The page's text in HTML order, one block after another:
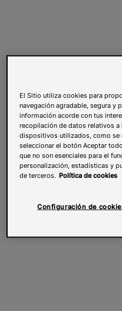
El Sitio utiliza cookies para
navegación agradable, segura y
información acorde con tus
recopilación de datos relativos a
dispositivos utilizados, como se
seleccionar el botón Aceptar
que no son esenciales para el
personalización, estadísticas y
de terceros. Política de cookies
Configuración de